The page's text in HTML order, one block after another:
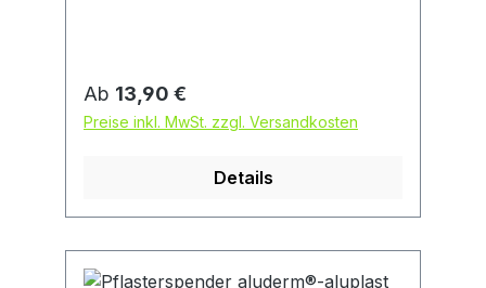
Regulärer Preis:
Ab 13,90 €
Preise inkl. MwSt. zzgl. Versandkosten
Details